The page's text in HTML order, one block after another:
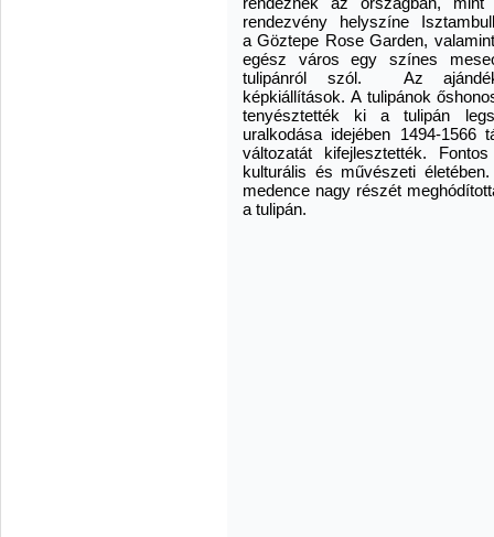
rendezvény helyszíne
a Göztepe Rose Garden,
egész város egy színes
tulipánról szól. Az
képkiállítások. A tulipánok
tenyésztették ki a tulipán
uralkodása idejében 1494-
változatát kifejlesztették.
kulturális és művészeti
medence nagy részét
a tulipán.